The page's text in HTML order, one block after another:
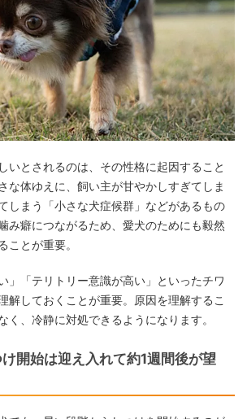
いとされるのは、その性格に起因すること
な体ゆえに、飼い主が甘やかしすぎてしま
しまう「小さな犬症候群」などがあるもの
み癖につながるため、愛犬のためにも毅然
ことが重要。
」「テリトリー意識が高い」といったチワ
解しておくことが重要。原因を理解するこ
く、冷静に対処できるようになります。
開始は迎え入れて約1週間後が望